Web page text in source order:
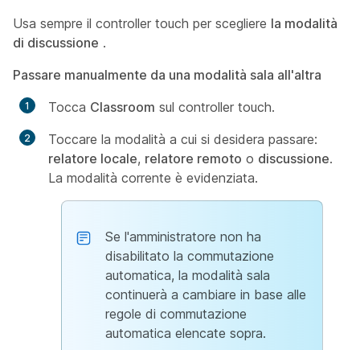
Usa sempre il controller touch per scegliere la modalità
di discussione .
Passare manualmente da una modalità sala all'altra
Tocca Classroom sul controller touch.
Toccare la modalità a cui si desidera passare:
relatore locale, relatore remoto o discussione.
La modalità corrente è evidenziata.
Se l'amministratore non ha
disabilitato la commutazione
automatica, la modalità sala
continuerà a cambiare in base alle
regole di commutazione
automatica elencate sopra.